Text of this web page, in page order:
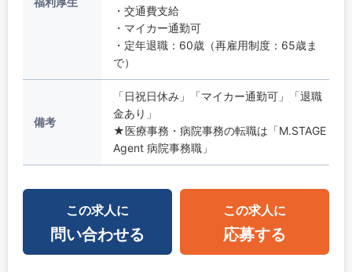
・交通費支給
・マイカー通勤可
・定年退職：60歳（再雇用制度：65歳ま
で）
備考
「日祝日休み」「マイカー通勤可」「退職
金あり」
★医療事務・病院事務の転職は「M.STAGE
Agent 病院事務職」
この求人に
問い合わせる
この求人に
応募する